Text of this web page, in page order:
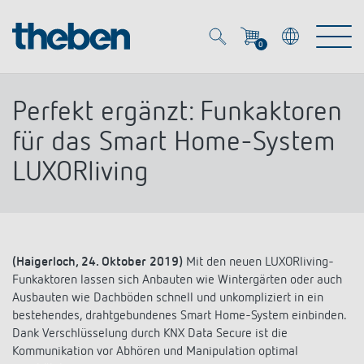
0
Produkte
Smart Home
DALI
Präsenzmelder & Bewegungsmelder
OEM
Ansprechpartner OEM
OEM-Referenzen
Zeit- und Lichtsteuerung
DALI-2 Lichtsteuerung
Service
Downloads
Unternehmen
Perfekt ergänzt: Funkaktoren
für das Smart Home-System
LUXORliving
(Haigerloch, 24. Oktober 2019) Mit den neuen LUXORliving-
Funkaktoren lassen sich Anbauten wie Wintergärten oder auch
Ausbauten wie Dachböden schnell und unkompliziert in ein
bestehendes, drahtgebundenes Smart Home-System einbinden.
Dank Verschlüsselung durch KNX Data Secure ist die
Kommunikation vor Abhören und Manipulation optimal